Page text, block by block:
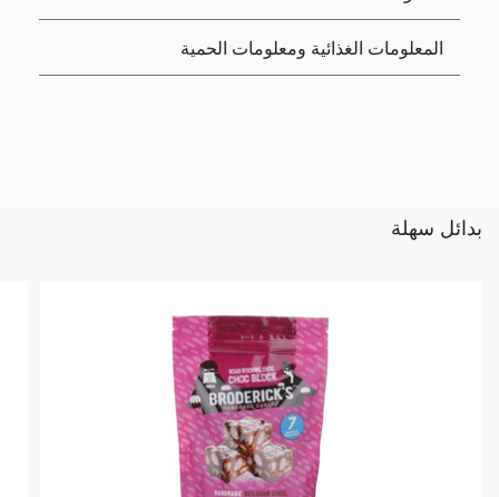
المعلومات الغذائية ومعلومات الحمية
بدائل سهلة